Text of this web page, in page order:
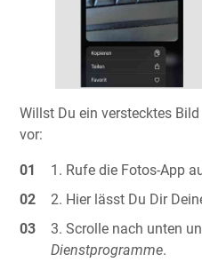
Willst Du ein verstecktes
vor:
Rufe die Fotos-App
Hier lässt Du Dir
Scrolle nach unten
Dienstprogramme.